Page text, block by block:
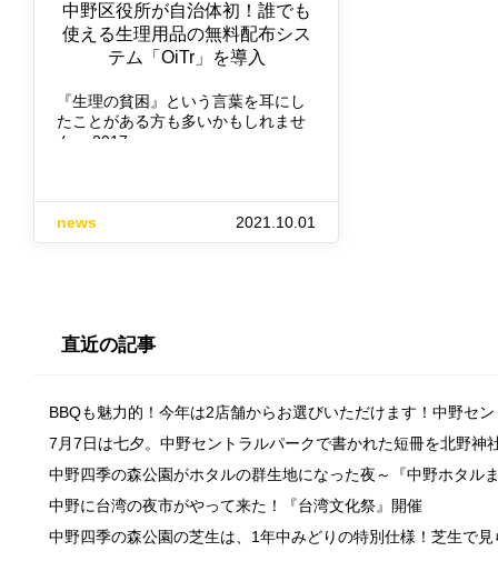
中野区役所が自治体初！誰でも
使える生理用品の無料配布シス
テム「OiTr」を導入
『生理の貧困』という言葉を耳にし
たことがある方も多いかもしれませ
ん。 2017…
news 2021.10.01
直近の記事
BBQも魅力的！今年は2店舗からお選びいただけます！中野セ
7月7日は七夕。中野セントラルパークで書かれた短冊を北野神
中野四季の森公園がホタルの群生地になった夜～『中野ホタル
中野に台湾の夜市がやって来た！『台湾文化祭』開催
中野四季の森公園の芝生は、1年中みどりの特別仕様！芝生で